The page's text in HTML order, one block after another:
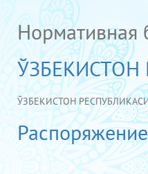
Нормативная
ЎЗБЕКИСТОН